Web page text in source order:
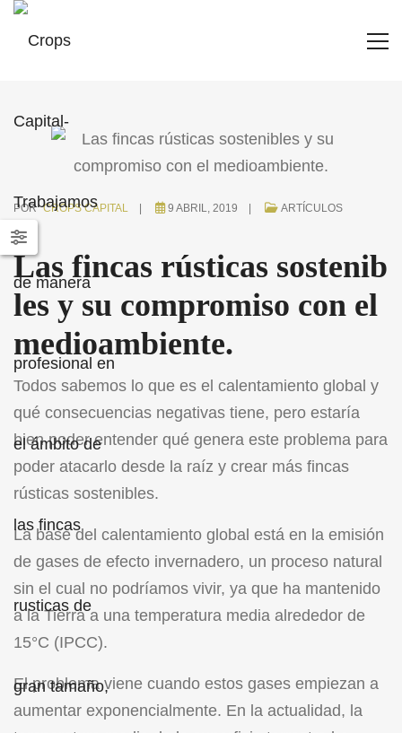
POR CROPS CAPITAL 9 ABRIL, 2019 ARTÍCULOS
Las fincas rústicas sostenib
les y su compromiso con el
medioambiente.
Todos sabemos lo que es el calentamiento global y
qué consecuencias negativas tiene, pero estaría
bien poder entender qué genera este problema para
poder atacarlo desde la raíz y crear más fincas
rústicas sostenibles.
La base del calentamiento global está en la emisión
de gases de efecto invernadero, un proceso natural
sin el cual no podríamos vivir, ya que ha mantenido
a la Tierra a una temperatura media alrededor de
15°C (IPCC).
El problema viene cuando estos gases empiezan a
aumentar exponencialmente. En la actualidad, la